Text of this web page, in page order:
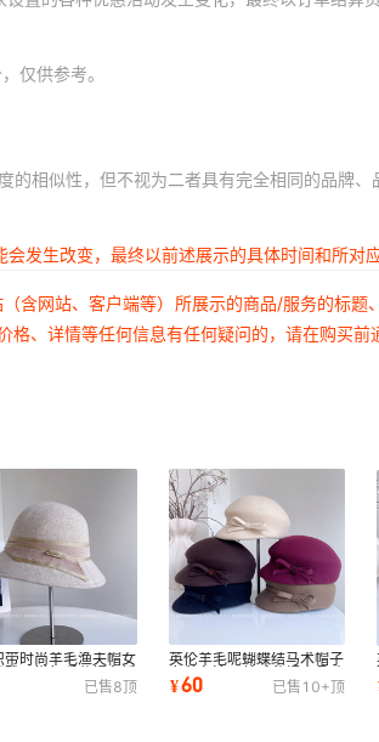
仅供参考。
相似性，但不视为二者具有完全相同的品牌、
发生改变，最终以前述展示的具体时间和所对
含网站、客户端等）所展示的商品/服务的标
、详情等任何信息有任何疑问的，请在购买
带时尚羊毛渔夫帽女
雅百搭气质盆帽名媛
桶帽
已售8顶
英伦羊毛呢蝴蝶结马术帽子
女秋冬澳洲羊毛毡帽水晶珠
链扣鸭舌礼帽
¥60 已售 10+顶